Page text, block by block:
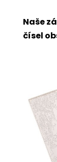
Naše
čísel